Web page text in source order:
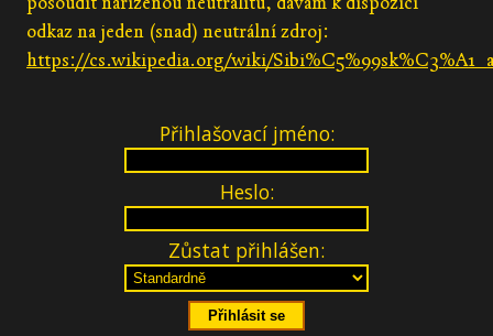
odkaz na jeden (snad) neutrální zdroj:
https://cs.wikipedia.org/wiki/
Přihlašovací jméno:
Heslo:
Zůstat přihlášen: